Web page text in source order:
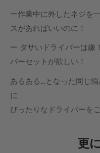
ー作業中に外したネジを
スがあればいいのに！
ー ダサいドライバーは嫌
バーセットが欲しい！
あるある…となった同じ
に
ぴったりなドライバーを
更